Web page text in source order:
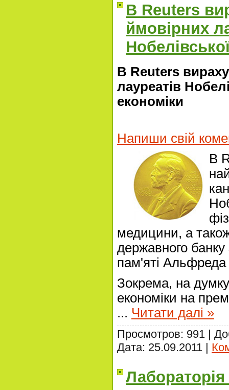
В Reuters
ймовірних
В Reuters
лауреатів
економіки
Напиши свій
В
медицини, а
державного банку
пам'яті
Зокрема, на думку
економіки на
... Читати далі »
Просмотров: 991 |
Дата: 25.09.2011 |